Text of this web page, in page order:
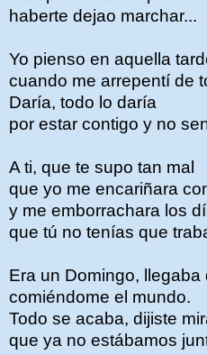
haberte dejao marchar...
Yo pienso en aquella
cuando me arrepentí de
Daría, todo lo daría
por estar contigo y no
A ti, que te supo tan mal
que yo me encariñara
y me emborrachara los
que tú no tenías que
Era un Domingo,
comiéndome el mundo.
Todo se acaba, dijiste
que ya no estábamos